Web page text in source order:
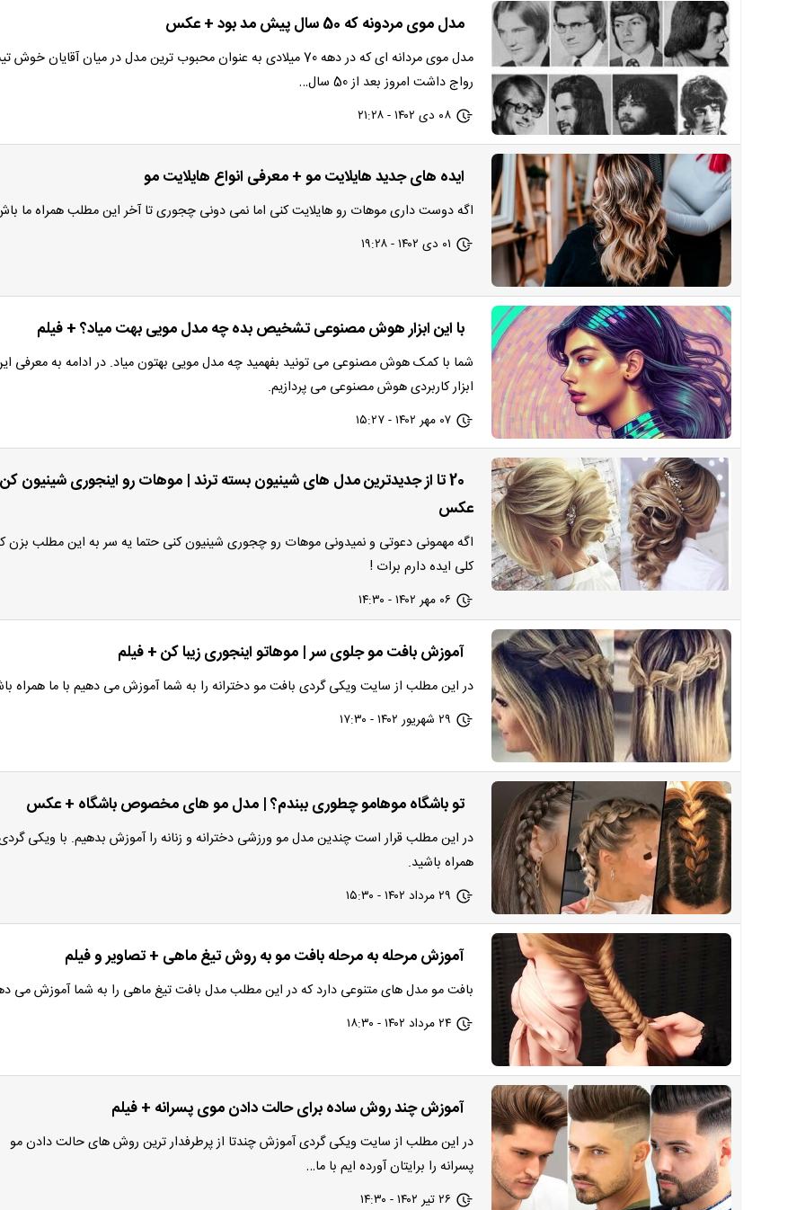
مدل موی مردونه که 50 سال پیش مد بود + عکس
مدل موی مردانه ای که در دهه 70 میلادی به عنوان محبوب ترین مدل در میان آقایان خوش
رواج داشت امروز بعد از 50 سال…
۰۸ دی ۱۴۰۲ - ۲۱:۲۸
ایده های جدید هایلایت مو + معرفی انواع هایلایت مو
اگه دوست داری موهات رو هایلایت کنی اما نمی دونی چجوری تا آخر این مطلب همراه ما
۰۱ دی ۱۴۰۲ - ۱۹:۲۸
با این ابزار هوش مصنوعی تشخیص بده چه مدل مویی بهت میاد؟ + فیلم
شما با کمک هوش مصنوعی می تونید بفهمید چه مدل مویی بهتون میاد. در ادامه به معرفی
ابزار کاربردی هوش مصنوعی می پردازیم.
۰۷ مهر ۱۴۰۲ - ۱۵:۲۷
20 تا از جدیدترین مدل های شینیون بسته ترند | موهات رو اینجوری شینیون
عکس
اگه مهمونی دعوتی و نمیدونی موهات رو چجوری شینیون کنی حتما یه سر به این مطلب بزن
کلی ایده دارم برات !
۰۶ مهر ۱۴۰۲ - ۱۴:۳۰
آموزش بافت مو جلوی سر | موهاتو اینجوری زیبا کن + فیلم
در این مطلب از سایت ویکی گردی بافت مو دخترانه را به شما آموزش می دهیم با ما همراه
۲۹ شهریور ۱۴۰۲ - ۱۷:۳۰
تو باشگاه موهامو چطوری ببندم؟ | مدل مو های مخصوص باشگاه + عکس
در این مطلب قرار است چندین مدل مو ورزشی دخترانه و زنانه را آموزش بدهیم. با ویکی
همراه باشید.
۲۹ مرداد ۱۴۰۲ - ۱۵:۳۰
آموزش مرحله به مرحله بافت مو به روش تیغ ماهی + تصاویر و فیلم
بافت مو مدل های متنوعی دارد که در این مطلب مدل بافت تیغ ماهی را به شما آموزش می
۲۴ مرداد ۱۴۰۲ - ۱۸:۳۰
آموزش چند روش ساده برای حالت دادن موی پسرانه + فیلم
در این مطلب از سایت ویکی گردی آموزش چندتا از پرطرفدار ترین روش های حالت دادن مو
پسرانه را برایتان آورده ایم با ما…
۲۶ تیر ۱۴۰۲ - ۱۴:۳۰